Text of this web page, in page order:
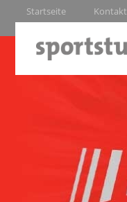
Startseite Kontakt